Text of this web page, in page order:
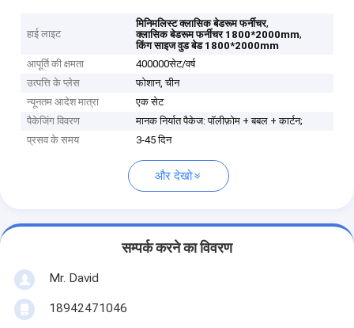
हाई लाइट
मिनिमलिस्ट क्लासिक बेडरूम फर्नीचर,
क्लासिक बेडरूम फर्नीचर 1800*2000mm,
किंग साइज वुड बेड 1800*2000mm
आपूर्ति की क्षमता
400000सेट/वर्ष
उत्पत्ति के प्लेस
फोशान, चीन
न्यूनतम आदेश मात्रा
एक सेट
पैकेजिंग विवरण
मानक निर्यात पैकेज: पॉलीफ़ोम + बबल + कार्टन;
प्रसव के समय
3-45 दिन
और देखो
सम्पर्क करने का विवरण
Mr. David
18942471046